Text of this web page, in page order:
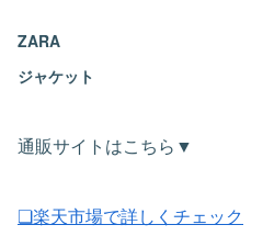
ZARA
ジャケット
通販サイトはこちら▼
❏楽天市場で詳しくチェック